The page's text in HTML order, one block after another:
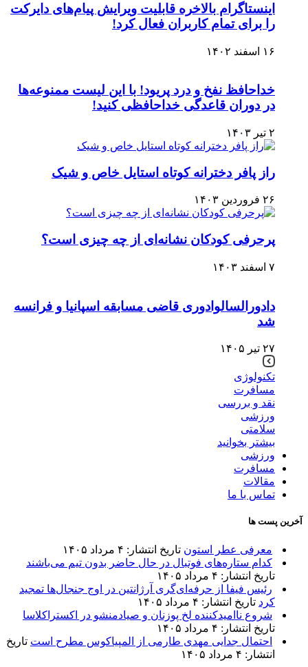
اینستاگرام بالاخره قابلیت ویرایش پیام‌های دایرکت
را برای تمام کاربران فعال کرد!
۱۶ اسفند ۱۴۰۲
خداحافظ نفخ و درد پریود! با این لیست ممنوعه‌ها
در دوران قاعدگی خداحافظی کنید!
۲ تیر ۱۴۰۳
راز پافر دخترانه کوتاه استایل خاص و شیک
۲۶ فروردین ۱۴۰۳
پرحرفی کودکان نشانه‌ای از چه چیزی است؟
۷ اسفند ۱۴۰۳
دادورالسالوادوری قاضی مسابقه اسپانیا و فرانسه
شد
۲۷ تیر ۱۴۰۵
تکنولوژی
مسافرت
نقد و بررسی
ورزشی
سلامتی
بیشتر بخوانید
ورزشی
مسافرت
مقالات
تماس با ما
آخرین پست ها
معرفی عطر استون تاریخ انتشار: ۴ مرداد ۱۴۰۵
کدام ستاره‌های فوتبال در حال حاضر بدون تیم می‌باشند
تاریخ انتشار: ۴ مرداد ۱۴۰۵
رئیس فیفا از حرفه‌ای‌گری آرژانتین در اوج جنجال‌ها تمجید
کرد تاریخ انتشار: ۴ مرداد ۱۴۰۵
شروع ناامیدکننده لخ پوزنان و صیادمنشو در اکستراکلاسا
تاریخ انتشار: ۴ مرداد ۱۴۰۵
احتمال جدایی مهدی طارمی از المپیاکوس مطرح است تاریخ
انتشار: ۴ مرداد ۱۴۰۵